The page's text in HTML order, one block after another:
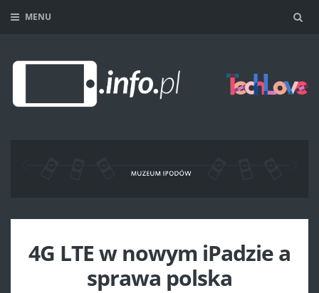
MENU
4G LTE w nowym iPadzie a
sprawa polska